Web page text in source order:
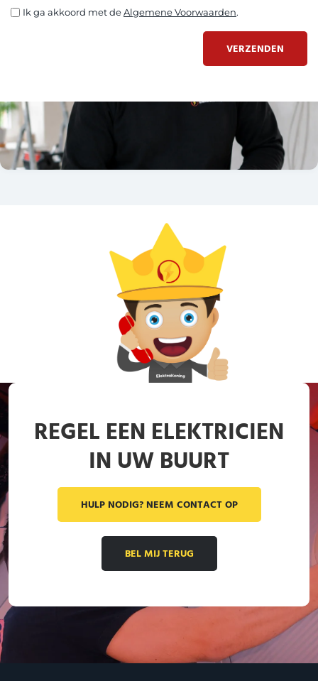
Ik ga akkoord met deAlgemene Voorwaarden.
VERZENDEN
REGEL EEN ELEKTRICIEN
IN UW BUURT
HULP NODIG? NEEM CONTACT OP
BEL MIJ TERUG